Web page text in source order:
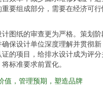
要组成部分，需要在经济可行
计图纸的审查更为严格。策划
保设计单位深度理解并贯彻新
的项目，给排水设计成为评分
标准要求前置化。
值，管理预期，塑造品牌